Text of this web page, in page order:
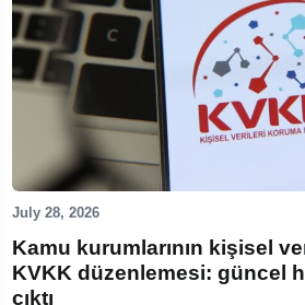
July 28, 2026
Kamu kurumlarının kişisel
KVKK düzenlemesi: güncel
çıktı